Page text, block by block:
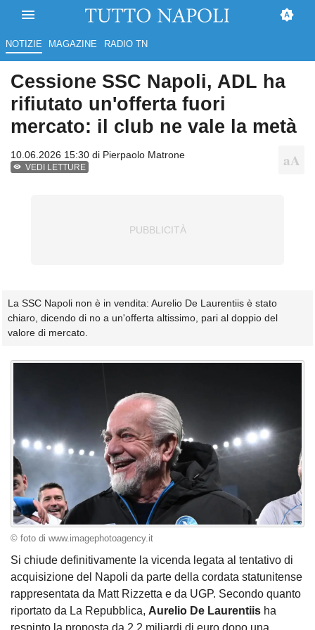
NOTIZIE MAGAZINE RADIO TN
Cessione SSC Napoli, ADL ha
rifiutato un'offerta fuori
mercato: il club ne vale la metà
10.06.2026 15:30 di Pierpaolo Matrone
VEDI LETTURE
La SSC Napoli non è in vendita: Aurelio De Laurentiis è stato
chiaro, dicendo di no a un'offerta altissimo, pari al doppio del
valore di mercato.
© foto di www.imagephotoagency.it
Si chiude definitivamente la vicenda legata al tentativo di
acquisizione del Napoli da parte della cordata statunitense
rappresentata da Matt Rizzetta e da UGP. Secondo quanto
riportato da La Repubblica, Aurelio De Laurentiis ha